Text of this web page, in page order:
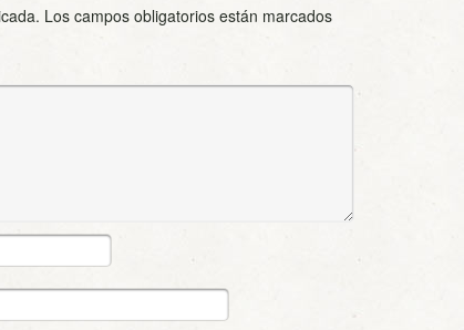
Los campos obligatorios están marcados